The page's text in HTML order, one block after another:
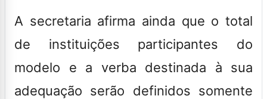
A secretaria afirma ainda que o total
de instituições participantes do
modelo e a verba destinada à sua
adequação serão definidos somente